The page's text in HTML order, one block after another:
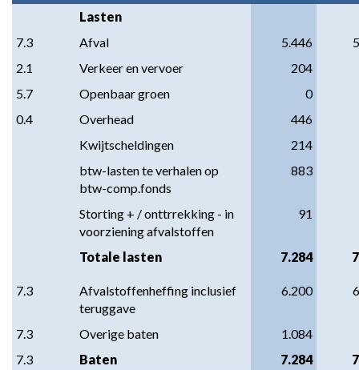
Lasten
7.3
Afval 5.446
2.1
Verkeer en vervoer
204
5.7
Openbaar groen
0
0.4
Overhead
446
Kwijtscheldingen
214
btw-lasten te verhalen op
btw-comp.fonds
883
Storting + / onttrrekking - in
voorziening afvalstoffen
91
Totale lasten 7.284
7.3
Afvalstoffenheffing inclusief
teruggave
6.200
7.3 Overige baten
1.084
7.3
Baten 7.284